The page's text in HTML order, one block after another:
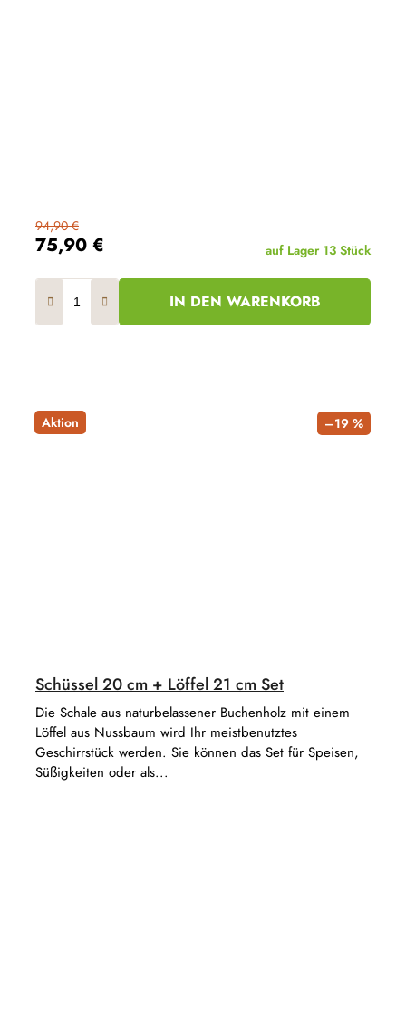
75,90 €
94,90 €
auf Lager 13 Stück
IN DEN WARENKORB
Aktion –19 %
Schüssel 20 cm + Löffel 21 cm Set
Die Schale aus naturbelassener Buchenholz mit einem
Löffel aus Nussbaum wird Ihr meistbenutztes
Geschirrstück werden. Sie können das Set für Speisen,
Süßigkeiten oder als...